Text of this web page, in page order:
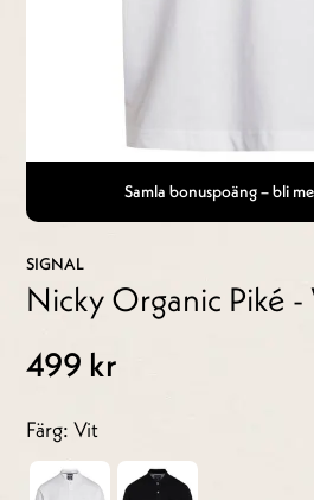
Samla bonuspoäng – bli
SIGNAL
Nicky Organic Piké
499 kr
Färg: Vit